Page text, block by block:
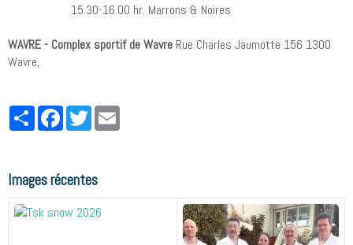
15.30-16.00 hr. Marrons & Noires
WAVRE - Complex sportif de Wavre Rue Charles Jaumotte 156 1300
Wavre,
PartagerFacebookTwitter
Images récentes